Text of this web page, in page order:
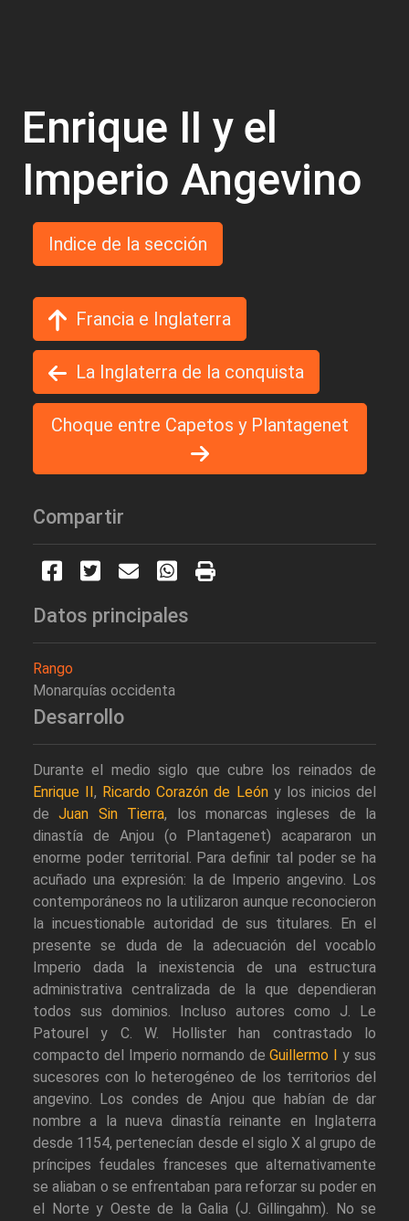
Enrique II y el
Imperio Angevino
Indice de la sección
Francia e Inglaterra
La Inglaterra de la conquista
Choque entre Capetos y Plantagenet
Compartir
Datos principales
Rango
Monarquías occidenta
Desarrollo
Durante el medio siglo que cubre los reinados de
Enrique II, Ricardo Corazón de Leóny los inicios del
deJuan Sin Tierra, los monarcas ingleses de la
dinastía de Anjou (o Plantagenet) acapararon un
enorme poder territorial. Para definir tal poder se ha
acuñado una expresión: la de Imperio angevino. Los
contemporáneos no la utilizaron aunque reconocieron
la incuestionable autoridad de sus titulares. En el
presente se duda de la adecuación del vocablo
Imperio dada la inexistencia de una estructura
administrativa centralizada de la que dependieran
todos sus dominios. Incluso autores como J. Le
Patourel y C. W. Hollister han contrastado lo
compacto del Imperio normando deGuillermo I
y sus
sucesores con lo heterogéneo de los territorios del
angevino. Los condes de Anjou que habían de dar
nombre a la nueva dinastía reinante en Inglaterra
desde 1154, pertenecían desde el siglo X al grupo de
príncipes feudales franceses que alternativamente
se aliaban o se enfrentaban para reforzar su poder en
el Norte y Oeste de la Galia (J. Gillingahm). No se